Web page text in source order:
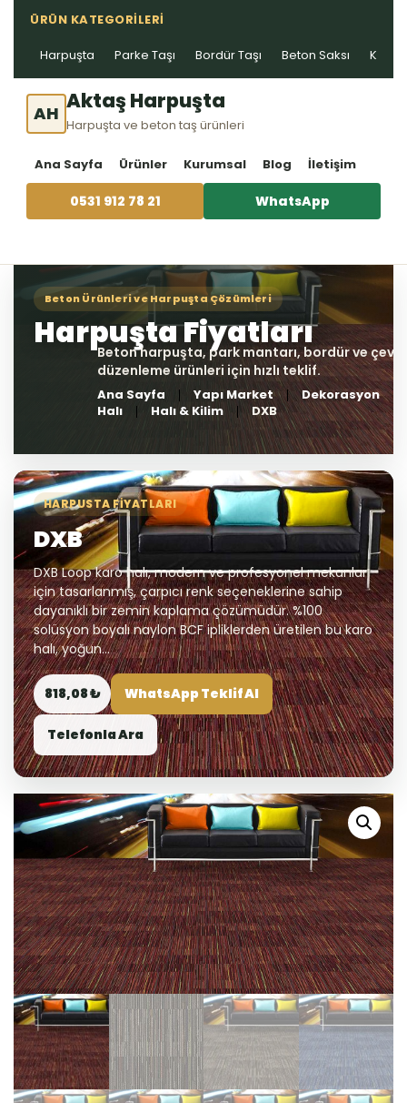
ÜRÜN KATEGORILERI
Harpuşta Parke Taşı Bordür Taşı Beton Saksı Kablo
AH Aktaş Harpuşta
Harpuşta ve beton taş ürünleri
Ana Sayfa Ürünler Kurumsal Blog İletişim
0531 912 78 21 WhatsApp
Ana Sayfa Yapı Market
Dekorasyon
Halı
Halı & Kilim DXB
HARPUSTA FIYATLARI
DXB
DXB Loop karo halı, modern ve profesyonel mekanlar
için tasarlanmış, çarpıcı renk seçeneklerine sahip
dayanıklı bir zemin kaplama çözümüdür. %100
solüsyon boyalı naylon BCF ipliklerden üretilen bu karo
halı, yoğun...
818,08 ₺ WhatsApp Teklif Al
Telefonla Ara